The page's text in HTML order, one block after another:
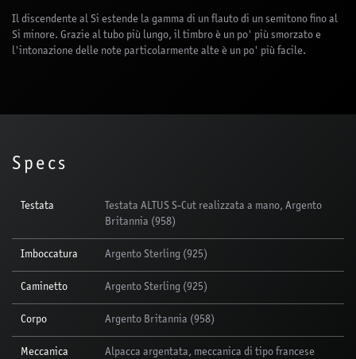
Il discendente al Si estende la gamma di un flauto di un semitono fino al
Si minore. Grazie al tubo più lungo, il timbro è un po' più smorzato e
l'intonazione delle note particolarmente alte è un po' più facile.
Specs
Testata
Testata ALTUS S-Cut realizzata a mano, Argento
Britannia (958)
Imboccatura Argento Sterling (925)
Caminetto Argento Sterling (925)
Corpo Argento Britannia (958)
Meccanica Alpacca argentata, meccanica di tipo francese